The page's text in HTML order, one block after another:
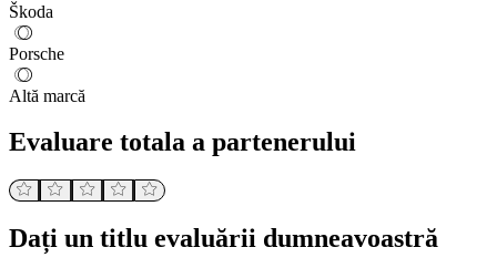
Škoda
Porsche
Altă marcă
Evaluare totala a partenerului
Dați un titlu evaluării dumneavoastră